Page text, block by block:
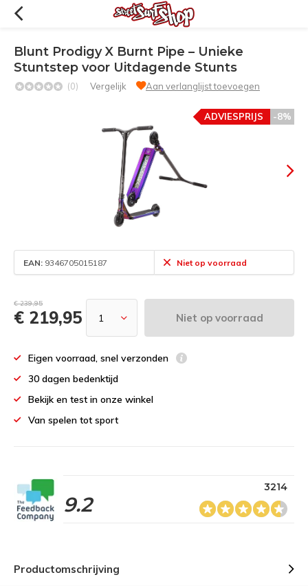
Blunt Prodigy X Burnt Pipe – Unieke
Stuntstep voor Uitdagende Stunts
(0) Vergelijk Aan verlanglijst toevoegen
-8%
ADVIESPRIJS
EAN: 9346705015187 Niet op voorraad
€ 239,95
€ 219,95 Niet op voorraad
Eigen voorraad, snel verzonden
30 dagen bedenktijd
Bekijk en test in onze winkel
Van spelen tot sport
9.2
3214
Productomschrijving